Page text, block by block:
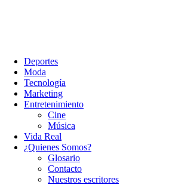
Deportes
Moda
Tecnología
Marketing
Entretenimiento
Cine
Música
Vida Real
¿Quienes Somos?
Glosario
Contacto
Nuestros escritores